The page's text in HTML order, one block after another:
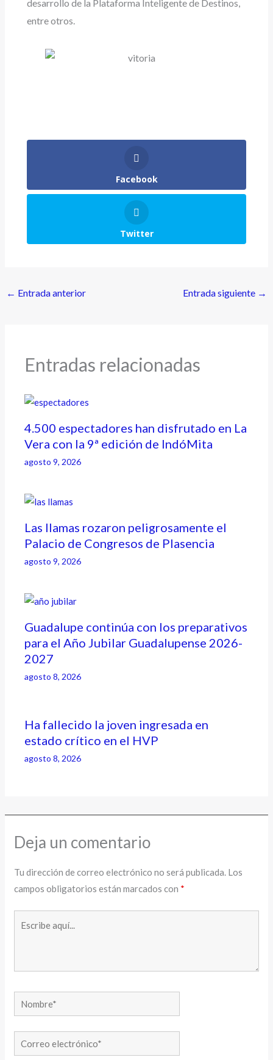
desarrollo de la Plataforma Inteligente de Destinos,
entre otros.
Facebook
Twitter
← Entrada anterior Entrada siguiente →
Entradas relacionadas
4.500 espectadores han disfrutado en La
Vera con la 9ª edición de IndóMita
agosto 9, 2026
Las llamas rozaron peligrosamente el
Palacio de Congresos de Plasencia
agosto 9, 2026
Guadalupe continúa con los preparativos
para el Año Jubilar Guadalupense 2026-
2027
agosto 8, 2026
Ha fallecido la joven ingresada en
estado crítico en el HVP
agosto 8, 2026
Deja un comentario
Tu dirección de correo electrónico no será publicada. Los
campos obligatorios están marcados con *
Nombre*
Correo
electrónico*